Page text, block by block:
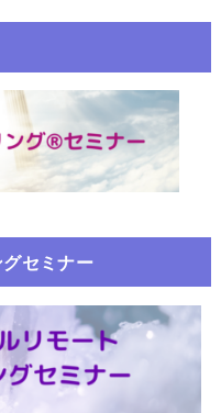
セミナー